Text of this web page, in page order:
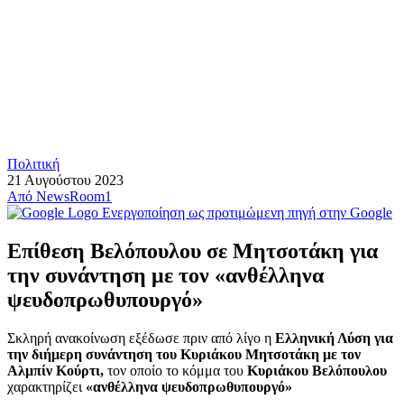
Πολιτική
21 Αυγούστου 2023
Από NewsRoom1
Ενεργοποίηση ως προτιμώμενη πηγή στην Google
Επίθεση Βελόπουλου σε Μητσοτάκη για
την συνάντηση με τον «ανθέλληνα
ψευδοπρωθυπουργό»
Σκληρή ανακοίνωση εξέδωσε πριν από λίγο η Ελληνική Λύση για
την διήμερη συνάντηση του Κυριάκου Μητσοτάκη με τον
Αλμπίν Κούρτι, τον οποίο το κόμμα του Κυριάκου Βελόπουλου
χαρακτηρίζει «ανθέλληνα ψευδοπρωθυπουργό»